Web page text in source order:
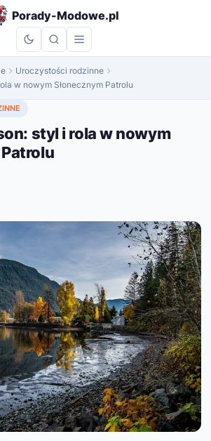
Porady-Modowe.pl
Uroczystości rodzinne
w nowym Słonecznym Patrolu
styl i rola w nowym